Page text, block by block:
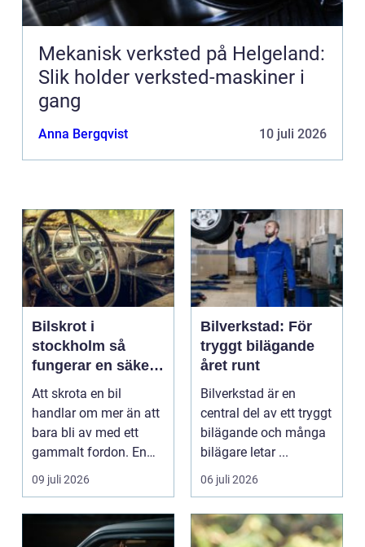
Mekanisk verksted på Helgeland:
Slik holder verksted-maskiner i
gang
Anna Bergqvist 10 juli 2026
Bilskrot i
stockholm så
fungerar en säker
och miljövänlig
skrotning
Att skrota en bil
handlar om mer än att
bara bli av med ett
gammalt fordon. En
genomtänkt skrotning
09 juli 2026
Bilverkstad: För
tryggt bilägande
året runt
Bilverkstad är en
central del av ett tryggt
bilägande och många
bilägare letar ...
06 juli 2026